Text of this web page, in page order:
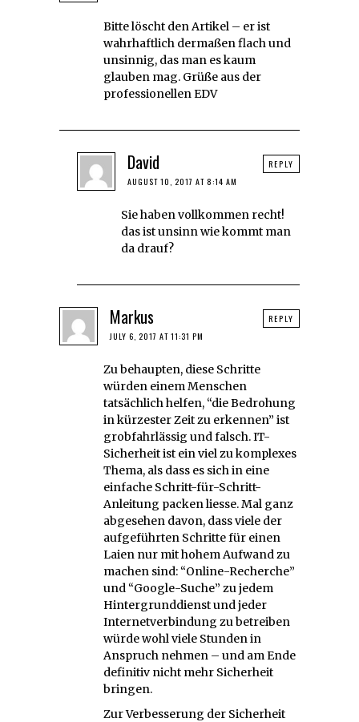
Bitte löscht den Artikel – er ist
wahrhaftlich dermaßen flach und
unsinnig, das man es kaum
glauben mag. Grüße aus der
professionellen EDV
David
AUGUST 10, 2017 AT 8:14 AM
Sie haben vollkommen recht!
das ist unsinn wie kommt man
da drauf?
REPLY
Markus
JULY 6, 2017 AT 11:31 PM
Zu behaupten, diese Schritte
würden einem Menschen
tatsächlich helfen, “die Bedrohung
in kürzester Zeit zu erkennen” ist
grobfahrlässig und falsch. IT-
Sicherheit ist ein viel zu komplexes
Thema, als dass es sich in eine
einfache Schritt-für-Schritt-
Anleitung packen liesse. Mal ganz
abgesehen davon, dass viele der
aufgeführten Schritte für einen
Laien nur mit hohem Aufwand zu
machen sind: “Online-Recherche”
und “Google-Suche” zu jedem
Hintergrunddienst und jeder
Internetverbindung zu betreiben
würde wohl viele Stunden in
Anspruch nehmen – und am Ende
definitiv nicht mehr Sicherheit
bringen.
Zur Verbesserung der Sicherheit
REPLY